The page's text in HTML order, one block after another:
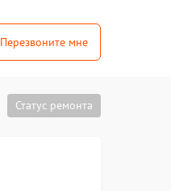
Перезвоните мне
Статус ремонта